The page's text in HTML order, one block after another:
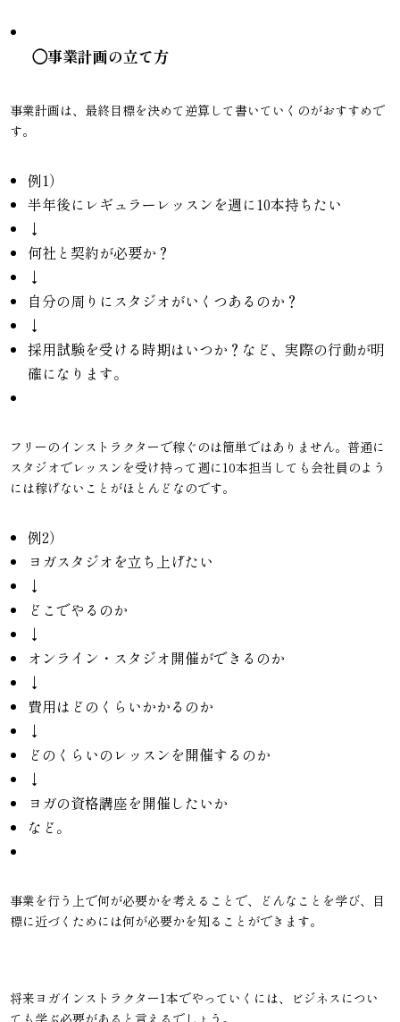
◯事業計画の立て方
事業計画は、最終目標を決めて逆算して書いていくのがおすすめで
す。
例1）
半年後にレギュラーレッスンを週に10本持ちたい
↓
何社と契約が必要か？
↓
自分の周りにスタジオがいくつあるのか？
↓
採用試験を受ける時期はいつか？など、実際の行動が明
確になります。
フリーのインストラクターで稼ぐのは簡単ではありません。普通に
スタジオでレッスンを受け持って週に10本担当しても会社員のよう
には稼げないことがほとんどなのです。
例2）
ヨガスタジオを立ち上げたい
↓
どこでやるのか
↓
オンライン・スタジオ開催ができるのか
↓
費用はどのくらいかかるのか
↓
どのくらいのレッスンを開催するのか
↓
ヨガの資格講座を開催したいか
など。
事業を行う上で何が必要かを考えることで、どんなことを学び、目
標に近づくためには何が必要かを知ることができます。
将来ヨガインストラクター1本でやっていくには、ビジネスについ